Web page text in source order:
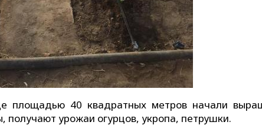
40 квадратных метров начали
получают урожаи огурцов, укропа, петрушки.